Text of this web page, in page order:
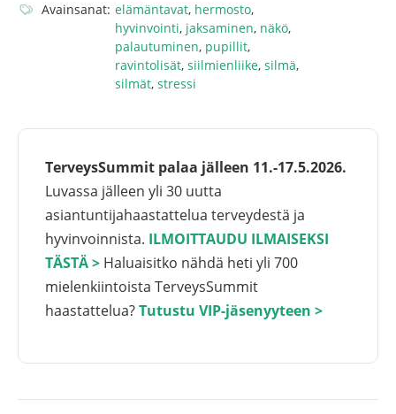
Avainsanat: elämäntavat, hermosto,
hyvinvointi, jaksaminen, näkö,
palautuminen, pupillit,
ravintolisät, siilmienliike, silmä,
silmät, stressi
TerveysSummit palaa jälleen 11.-17.5.2026.
Luvassa jälleen yli 30 uutta
asiantuntijahaastattelua terveydestä ja
hyvinvoinnista. ILMOITTAUDU ILMAISEKSI
TÄSTÄ > Haluaisitko nähdä heti yli 700
mielenkiintoista TerveysSummit
haastattelua?Tutustu VIP-jäsenyyteen >